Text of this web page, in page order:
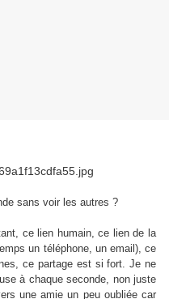
sans voir les autres ?
ce lien humain, ce lien de la
un téléphone, un email), ce
ce partage est si fort. Je ne
à chaque seconde, non juste
une amie un peu oubliée car